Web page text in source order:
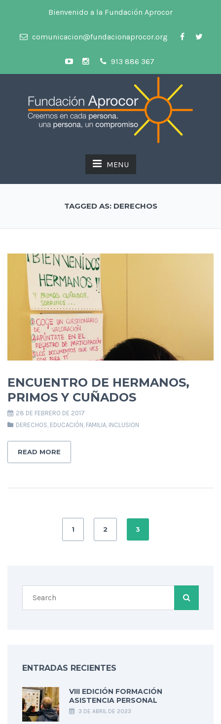
Bienvenido a la Fundación Aprocor
comunicacion@fundacionaprocor.org
913 886 367
MENU
TAGGED AS: DERECHOS
ENCUENTRO DE HERMANOS,
PRIMOS Y CUÑADOS
28 DE FEBRERO DE 2017
DERECHOS, EDUCACIÓN, FAMILIA, INCLUSION
READ MORE
1 2 3
ENTRADAS RECIENTES
VIII EDICIÓN FORMACIÓN
ASISTENCIA PERSONAL
3 DE ABRIL DE 2023